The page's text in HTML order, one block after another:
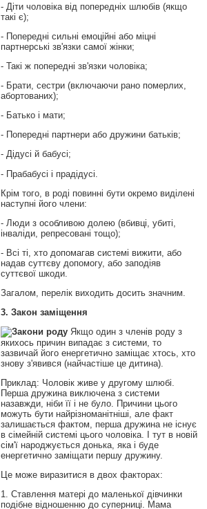
- Діти чоловіка від попередніх шлюбів (якщо
такі є);
- Попередні сильні емоційні або міцні
партнерські зв'язки самої жінки;
- Такі ж попередні зв'язки чоловіка;
- Брати, сестри (включаючи рано померлих,
абортованих);
- Батько і мати;
- Попередні партнери або дружини батьків;
- Дідусі й бабусі;
- Прабабусі і прадідусі.
Крім того, в роді повинні бути окремо виділені
наступні його члени:
- Люди з особливою долею (вбивці, убиті,
інваліди, репресовані тощо);
- Всі ті, хто допомагав системі вижити, або
надав суттєву допомогу, або заподіяв
суттєвої шкоди.
Загалом, перелік виходить досить значним.
3. Закон заміщення
Якщо один з членів роду з
якихось причин випадає з системи, то
зазвичай його енергетично заміщає хтось, хто
знову з'явився (найчастіше це дитина).
Приклад: Чоловік живе у другому шлюбі.
Перша дружина виключена з системи
назавжди, ніби її і не було. Причини цього
можуть бути найрізноманітніші, але факт
залишається фактом, перша дружина не існує
в сімейній системі цього чоловіка. І тут в новій
сім'ї народжується донька, яка і буде
енергетично заміщати першу дружину.
Це може виразитися в двох факторах:
1. Ставлення матері до маленької дівчинки
подібне відношенню до суперниці. Мама